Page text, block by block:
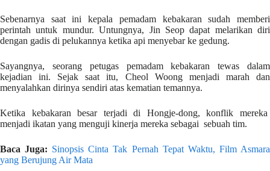
Sebenarnya saat ini kepala pemadam kebakaran sudah memberi
perintah untuk mundur. Untungnya, Jin Seop dapat melarikan diri
dengan gadis di pelukannya ketika api menyebar ke gedung.
Sayangnya, seorang petugas pemadam kebakaran tewas dalam
kejadian ini. Sejak saat itu, Cheol Woong menjadi marah dan
menyalahkan dirinya sendiri atas kematian temannya.
Ketika kebakaran besar terjadi di Hongje-dong, konflik mereka
menjadi ikatan yang menguji kinerja mereka sebagai sebuah tim.
Baca Juga: Sinopsis Cinta Tak Pernah Tepat Waktu, Film Asmara
yang Berujung Air Mata